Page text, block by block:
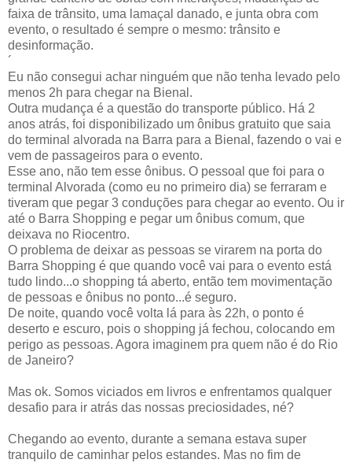
faixa de trânsito, uma lamaçal danado, e junta obra com
evento, o resultado é sempre o mesmo: trânsito e
desinformação.
´
Eu não consegui achar ninguém que não tenha levado pelo
menos 2h para chegar na Bienal.
Outra mudança é a questão do transporte público. Há 2
anos atrás, foi disponibilizado um ônibus gratuito que saia
do terminal alvorada na Barra para a Bienal, fazendo o vai e
vem de passageiros para o evento.
Esse ano, não tem esse ônibus. O pessoal que foi para o
terminal Alvorada (como eu no primeiro dia) se ferraram e
tiveram que pegar 3 conduções para chegar ao evento. Ou ir
até o Barra Shopping e pegar um ônibus comum, que
deixava no Riocentro.
O problema de deixar as pessoas se virarem na porta do
Barra Shopping é que quando você vai para o evento está
tudo lindo...o shopping tá aberto, então tem movimentação
de pessoas e ônibus no ponto...é seguro.
De noite, quando você volta lá para às 22h, o ponto é
deserto e escuro, pois o shopping já fechou, colocando em
perigo as pessoas. Agora imaginem pra quem não é do Rio
de Janeiro?
Mas ok. Somos viciados em livros e enfrentamos qualquer
desafio para ir atrás das nossas preciosidades, né?
Chegando ao evento, durante a semana estava super
tranquilo de caminhar pelos estandes. Mas no fim de